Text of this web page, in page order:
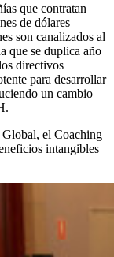
que contratan
de dólares
son canalizados al
que se duplica año
directivos
para desarrollar
un cambio
el Coaching
intangibles